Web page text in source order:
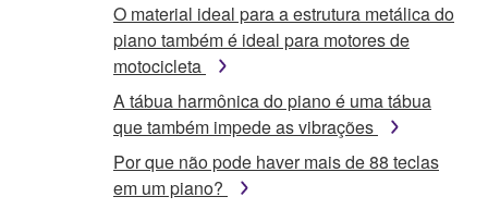
O material ideal para a estrutura metálica do
piano também é ideal para motores de
motocicleta
A tábua harmônica do piano é uma tábua
que também impede as vibrações
Por que não pode haver mais de 88 teclas
em um piano?